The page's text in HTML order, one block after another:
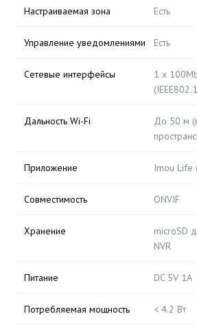
Настраиваемая зона Есть
Управление уведомлениями Есть
Сетевые интерфейсы
1 x
Дальность Wi-Fi
До 50 м
Приложение Imou Life
Совместимость ONVIF
Хранение
microSD
NVR
Питание DC 5V 1A
Потребляемая мощность < 4.2 Вт